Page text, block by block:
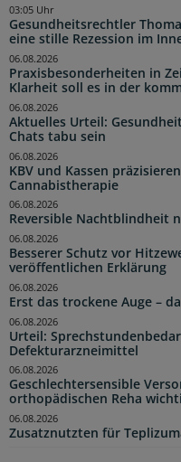
Gesundheitsrechtler
eine stille Rezession im
03:05 Uhr
Praxisbesonderheiten in
Klarheit soll es in der
06.08.2026
Aktuelles Urteil:
Chats tabu sein
06.08.2026
KBV und Kassen
Cannabistherapie
06.08.2026
Reversible Nachtblindheit
06.08.2026
Besserer Schutz vor
veröffentlichen Erklärung
06.08.2026
Erst das trockene Auge –
06.08.2026
Urteil:
Defekturarzneimittel
06.08.2026
Geschlechtersensible
orthopädischen Reha
06.08.2026
Zusatznutzten für
06.08.2026